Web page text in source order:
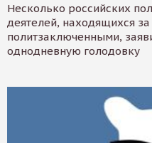
Несколько российских
деятелей, находящихся
политзаключенными,
однодневную голодовку